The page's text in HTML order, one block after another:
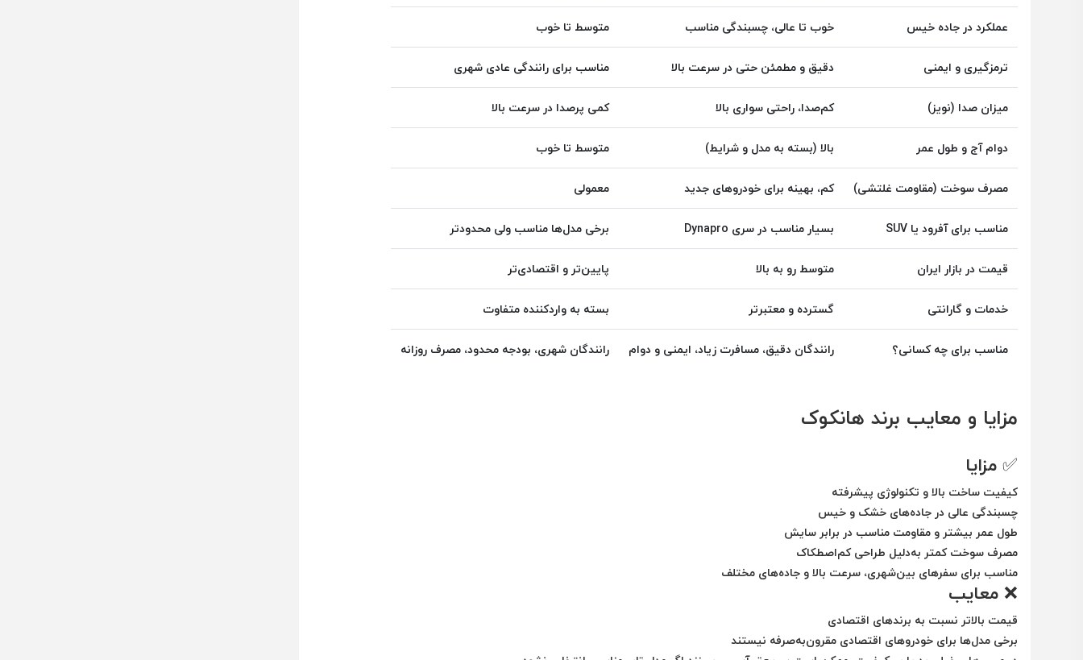
عملکرد در جاده خیس
خوب تا عالی، چسبندگی مناسب
متوسط تا خوب
ترمزگیری و ایمنی
دقیق و مطمئن حتی در سرعت بالا
مناسب برای رانندگی عادی شهری
میزان صدا (نویز)
کم‌صدا، راحتی سواری بالا
کمی پرصدا در سرعت بالا
دوام آج و طول عمر
بالا (بسته به مدل و شرایط)
متوسط تا خوب
مصرف سوخت (مقاومت غلتشی)
کم، بهینه برای خودروهای جدید
معمولی
مناسب برای آفرود یا SUV
بسیار مناسب در سری Dynapro
برخی مدل‌ها مناسب ولی محدودتر
قیمت در بازار ایران
متوسط رو به بالا
پایین‌تر و اقتصادی‌تر
خدمات و گارانتی
گسترده و معتبرتر
بسته به واردکننده متفاوت
مناسب برای چه کسانی؟
رانندگان دقیق، مسافرت زیاد، ایمنی و دوام رانندگان شهری، بودجه محدود، مصرف روزانه
مزایا و معایب برند هانکوک
✅مزایا
کیفیت ساخت بالا و تکنولوژی پیشرفته
چسبندگی عالی در جاده‌های خشک و خیس
طول عمر بیشتر و مقاومت مناسب در برابر سایش
مصرف سوخت کمتر به‌دلیل طراحی کم‌اصطکاک
مناسب برای سفرهای بین‌شهری، سرعت بالا و جاده‌های مختلف
❌ معایب
قیمت بالاتر نسبت به برندهای اقتصادی
برخی مدل‌ها برای خودروهای اقتصادی مقرون‌به‌صرفه نیستند